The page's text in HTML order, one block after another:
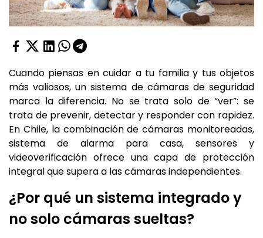
Cuando piensas en cuidar a tu familia y tus objetos
más valiosos, un sistema de cámaras de seguridad
marca la diferencia. No se trata solo de “ver”: se
trata de prevenir, detectar y responder con rapidez.
En Chile, la combinación de cámaras monitoreadas,
sistema de alarma para casa, sensores y
videoverificación ofrece una capa de protección
integral que supera a las cámaras independientes.
¿Por qué un sistema integrado y
no solo cámaras sueltas?